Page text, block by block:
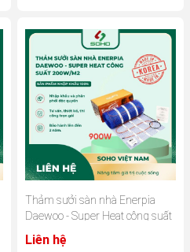
Thảm sưởi sàn nhà Enerpia
Daewoo - Super Heat công suất
200W/m2
Liên hệ